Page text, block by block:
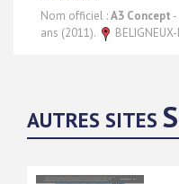
Nom officiel :A3 Concept
ans (2011).
AUTRES SITES